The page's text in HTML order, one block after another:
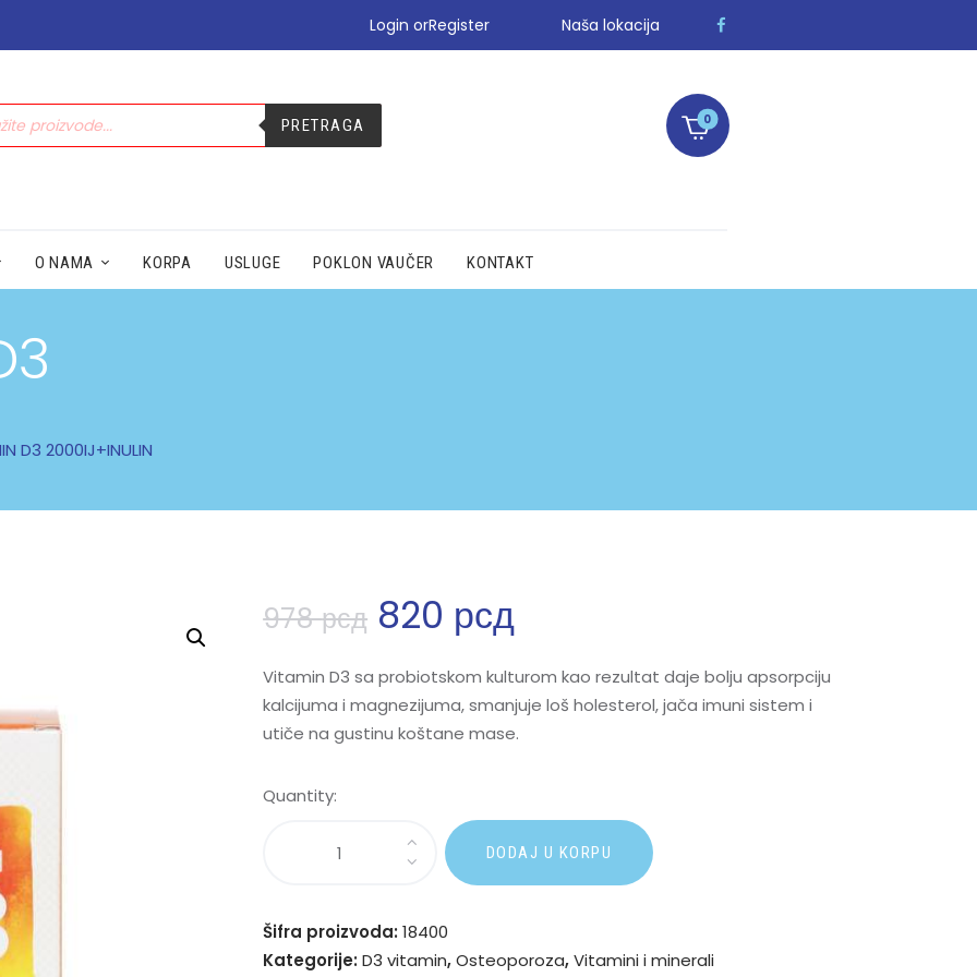
Login orRegister Naša lokacija
PRETRAGA 0
O NAMA KORPA USLUGE POKLON VAUČER KONTAKT
D3 2000IJ+INULIN
•NEGA | LEPOTA
•SEZONSKI PROIZVODI
978рсд 820 рсд
Vitamin D3 sa probiotskom kulturom kao rezultat daje bolju apsorpciju
kalcijuma i magnezijuma, smanjuje loš holesterol, jača imuni sistem i
utiče na gustinu koštane mase.
Quantity:
DODAJ U KORPU
l
Šifra proizvoda:18400
Kategorije:D3 vitamin,Osteoporoza,Vitamini i minerali